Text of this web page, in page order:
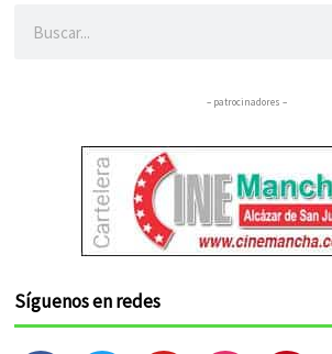
– patrocinadores –
Síguenos en redes